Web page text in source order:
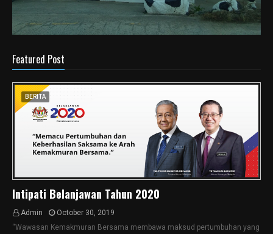
Featured Post
BERITA
Intipati Belanjawan Tahun 2020
Admin
October 30, 2019
“Wawasan Kemakmuran Bersama membawa maksud pertumbuhan yang